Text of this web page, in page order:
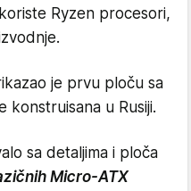
Ryzen procesori,
je prvu ploču sa
konstruisana u Rusiji.
sa detaljima i ploča
Micro-ATX